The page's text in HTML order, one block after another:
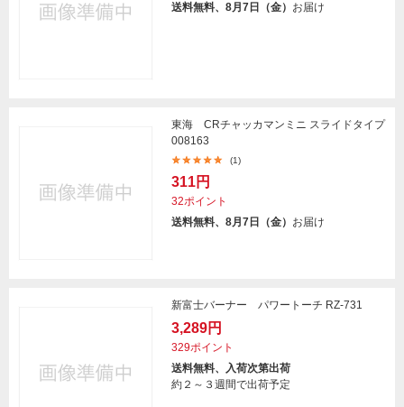
送料無料、8月7日（金） お届け
東海 CRチャッカマンミニ スライドタイプ
008163
(1)
311円
32ポイント
送料無料、8月7日（金） お届け
新富士バーナー パワートーチ RZ-731
3,289円
329ポイント
送料無料、入荷次第出荷
約２～３週間で出荷予定